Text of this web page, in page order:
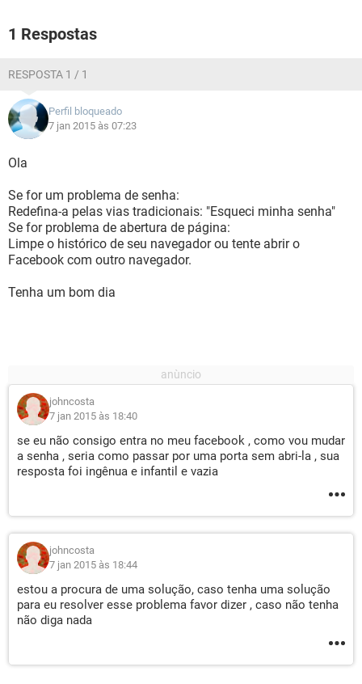
1 Respostas
RESPOSTA 1 / 1
Perfil bloqueado
7 jan 2015 às 07:23
Ola
Se for um problema de senha:
Redefina-a pelas vias tradicionais: "Esqueci minha senha"
Se for problema de abertura de página:
Limpe o histórico de seu navegador ou tente abrir o
Facebook com outro navegador.
Tenha um bom dia
johncosta
7 jan 2015 às 18:40
se eu não consigo entra no meu facebook , como vou mudar
a senha , seria como passar por uma porta sem abri-la , sua
resposta foi ingênua e infantil e vazia
johncosta
7 jan 2015 às 18:44
estou a procura de uma solução, caso tenha uma solução
para eu resolver esse problema favor dizer , caso não tenha
não diga nada